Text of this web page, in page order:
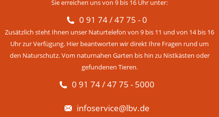
Sie erreichen uns von 9 bis 16 Uhr unter:
0 91 74 / 47 75 - 0
Zusätzlich steht Ihnen unser Naturtelefon von 9 bis 11 und von 14 bis 16
Uhr zur Verfügung. Hier beantworten wir direkt Ihre Fragen rund um
den Naturschutz. Vom naturnahen Garten bis hin zu Nistkästen oder
gefundenen Tieren.
0 91 74 / 47 75 - 5000
infoservice@lbv.de